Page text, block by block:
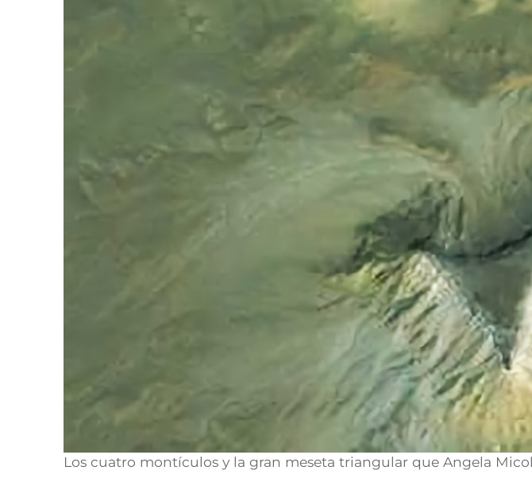
Los cuatro montículos y la gran meseta triangular que Angela